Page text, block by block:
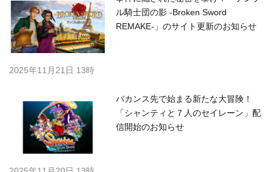
ル騎士団の影 -Broken Sword
REMAKE-」のサイト更新のお知らせ
2025年11月21日 13時
バカンス先で始まる新たな大冒険！
「シャンティと７人のセイレーン」配
信開始のお知らせ